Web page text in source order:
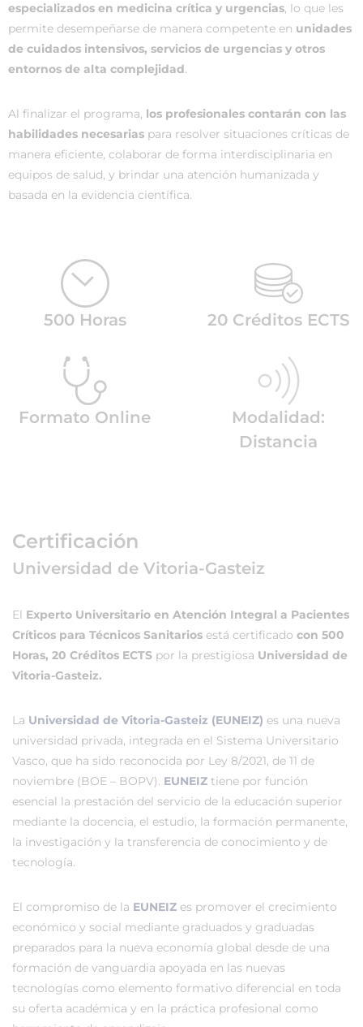
especializados en medicina crítica y urgencias, lo que les
permite desempeñarse de manera competente en unidades
de cuidados intensivos, servicios de urgencias y otros
entornos de alta complejidad.
Al finalizar el programa, los profesionales contarán con las
habilidades necesarias para resolver situaciones críticas de
manera eficiente, colaborar de forma interdisciplinaria en
equipos de salud, y brindar una atención humanizada y
basada en la evidencia científica.
500 Horas 20 Créditos ECTS
Formato Online
Modalidad:
Distancia
Certificación
Universidad de Vitoria-Gasteiz
El Experto Universitario en Atención Integral a Pacientes
Críticos para Técnicos Sanitarios está certificado con 500
Horas, 20 Créditos ECTS por la prestigiosa Universidad de
Vitoria-Gasteiz.
La Universidad de Vitoria-Gasteiz (EUNEIZ) es una nueva
universidad privada, integrada en el Sistema Universitario
Vasco, que ha sido reconocida por Ley 8/2021, de 11 de
noviembre (BOE – BOPV). EUNEIZ tiene por función
esencial la prestación del servicio de la educación superior
mediante la docencia, el estudio, la formación permanente,
la investigación y la transferencia de conocimiento y de
tecnología.
El compromiso de la EUNEIZ es promover el crecimiento
económico y social mediante graduados y graduadas
preparados para la nueva economía global desde de una
formación de vanguardia apoyada en las nuevas
tecnologías como elemento formativo diferencial en toda
su oferta académica y en la práctica profesional como